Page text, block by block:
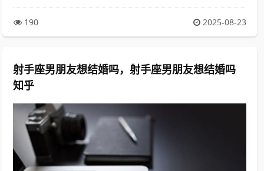
190 2025-08-23
射手座男朋友想结婚吗，射手座男朋友想结婚吗
知乎